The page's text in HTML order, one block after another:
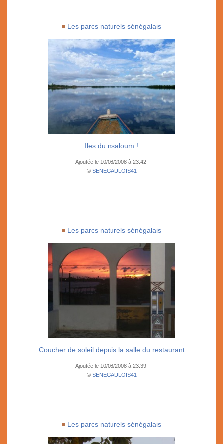
Les parcs naturels sénégalais
Iles du nsaloum !
Ajoutée le 10/08/2008 à 23:42
© SENEGAULOIS41
Les parcs naturels sénégalais
Coucher de soleil depuis la salle du restaurant
Ajoutée le 10/08/2008 à 23:39
© SENEGAULOIS41
Les parcs naturels sénégalais